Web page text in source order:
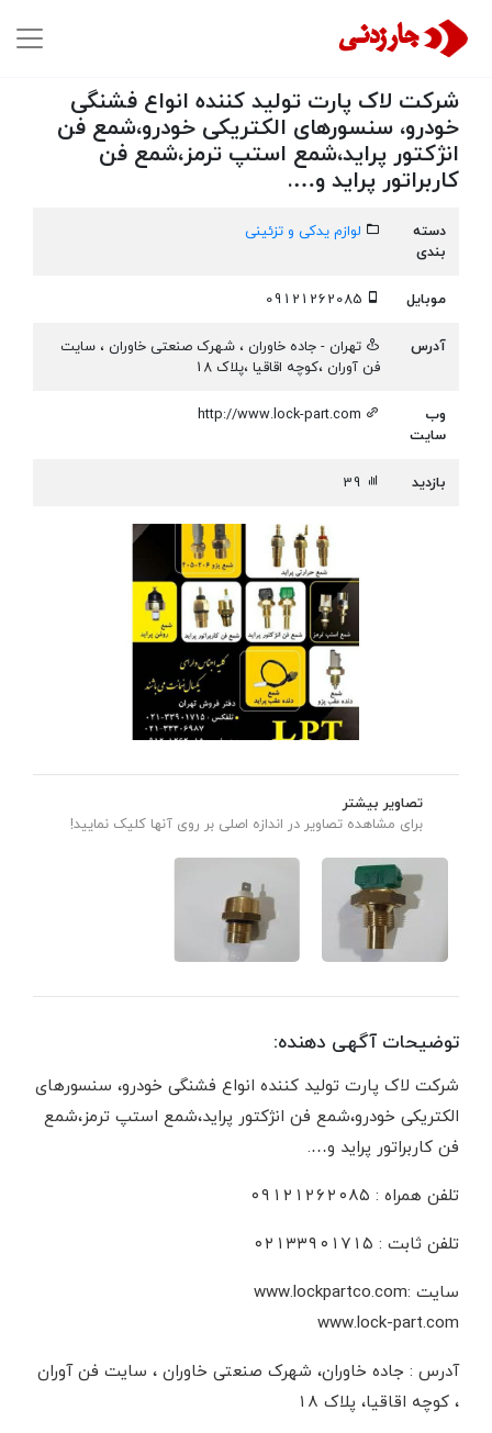
شرکت لاک پارت تولید کننده انواع فشنگی
خودرو، سنسورهای الکتریکی خودرو،شمع فن
انژکتور پراید،شمع استپ ترمز،شمع فن
کاربراتور پراید و….
دسته
بندی
لوازم یدکی و تزئینی
موبایل
آدرس
تهران - جاده خاوران ، شهرک صنعتی خاوران ، سایت
فن آوران ،کوچه اقاقیا ،پلاک 18
وب
سایت
http://www.lock-part.com
بازدید
تصاویر بیشتر
برای مشاهده تصاویر در اندازه اصلی بر روی آنها کلیک نمایید!
توضیحات آگهی دهنده:
شرکت لاک پارت تولید کننده انواع فشنگی خودرو، سنسورهای
الکتریکی خودرو،شمع فن انژکتور پراید،شمع استپ ترمز،شمع
فن کاربراتور پراید و….
تلفن همراه : ۰۹۱۲۱۲۶۲۰۸۵
تلفن ثابت : ۰۲۱۳۳۹۰۱۷۱۵
سایت :www.lockpartco.com
www.lock-part.com
آدرس : جاده خاوران، شهرک صنعتی خاوران ، سایت فن آوران
، کوچه اقاقیا، پلاک ۱۸